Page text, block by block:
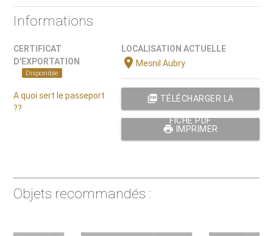
Informations
CERTIFICAT
D'EXPORTATION
Disponible
A quoi sert le passeport
??
LOCALISATION ACTUELLE
location_onMesnil Aubry
picture_as_pdf TÉLÉCHARGER LA
FICHE PDF
print IMPRIMER
Objets recommandés :